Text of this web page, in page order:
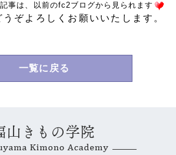
事は、以前のfc2ブログから見られます
ぞよろしくお願いいたします。
一覧に戻る